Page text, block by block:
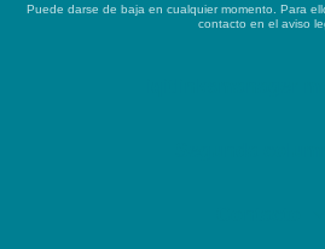
Puede darse de baja en cualquier momento. Para
contacto en el aviso